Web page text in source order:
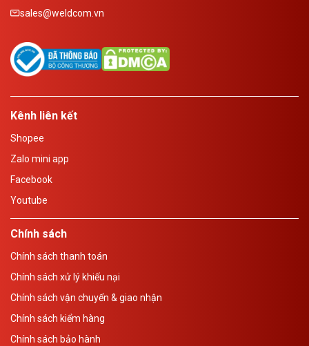
sales@weldcom.vn
Kênh liên kết
Shopee
Zalo mini app
Facebook
Youtube
Chính sách
Chính sách thanh toán
Chính sách xử lý khiếu nại
Chính sách vận chuyển & giao nhận
Chính sách kiểm hàng
Chính sách bảo hành